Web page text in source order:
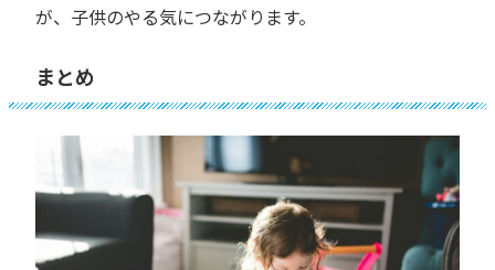
が、子供のやる気につながります。
まとめ